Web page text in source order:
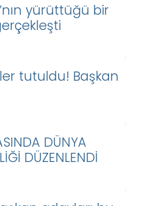
yürüttüğü bir
tutuldu! Başkan
DÜNYA
DÜZENLENDİ